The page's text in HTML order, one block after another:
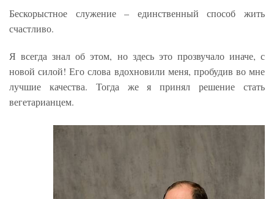
Бескорыстное служение – единственный способ жить
счастливо.
Я всегда знал об этом, но здесь это прозвучало иначе, с
новой силой! Его слова вдохновили меня, пробудив во мне
лучшие качества. Тогда же я принял решение стать
вегетарианцем.